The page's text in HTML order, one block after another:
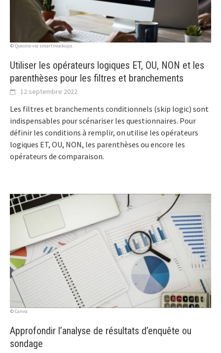
© Questio via smartmockups
Utiliser les opérateurs logiques ET, OU, NON et les
parenthèses pour les filtres et branchements
12 septembre 2022
Les filtres et branchements conditionnels (skip logic) sont
indispensables pour scénariser les questionnaires. Pour
définir les conditions à remplir, on utilise les opérateurs
logiques ET, OU, NON, les parenthèses ou encore les
opérateurs de comparaison.
© Canva
Approfondir l’analyse de résultats d’enquête ou
sondage